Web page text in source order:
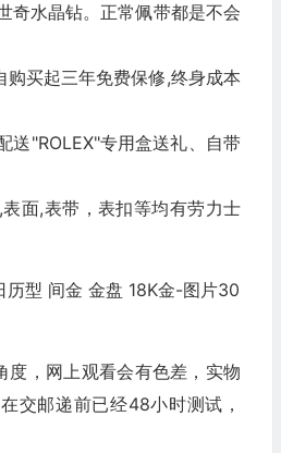
奇水晶钻。正常佩带都是不会
购买起三年免费保修,终身成本
送"ROLEX"专用盒送礼、自带
表面,表带，表扣等均有劳力士
度，网上观看会有色差，实物
交邮递前已经48小时测试，